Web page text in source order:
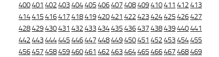
400401 402403404405406407408409410411 412413
414415416417418419420421 422423424425426427
428429430431 432433434435436437438439440441
442443444445446447448449450451 452453454455
456457458459460461 462463464465466467468469